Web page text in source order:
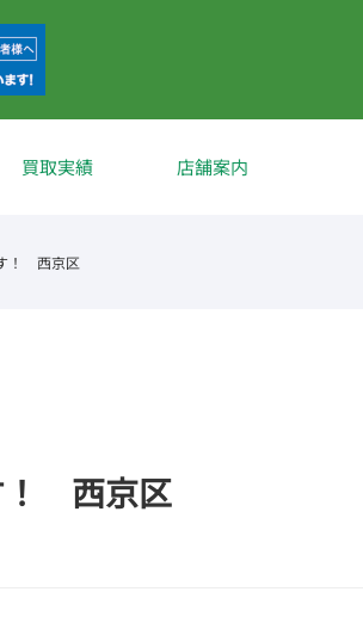
買取実績 店舗案内
！ 西京区
！ 西京区